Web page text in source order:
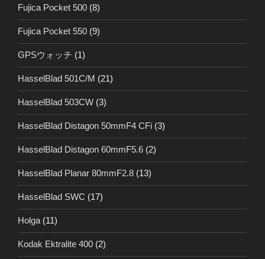
Fujica Pocket 500 (8)
Fujica Pocket 550 (9)
GPSウォッチ (1)
HasselBlad 501C/M (21)
HasselBlad 503CW (3)
HasselBlad Distagon 50mmF4 CFi (3)
HasselBlad Distagon 60mmF5.6 (2)
HasselBlad Planar 80mmF2.8 (13)
HasselBlad SWC (17)
Holga(11)
Kodak Ektralite 400 (2)